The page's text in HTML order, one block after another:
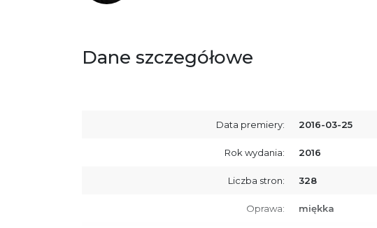
Dane szczegółowe
Data premiery: 2016-03-25
Rok wydania: 2016
Liczba stron: 328
Oprawa: miękka